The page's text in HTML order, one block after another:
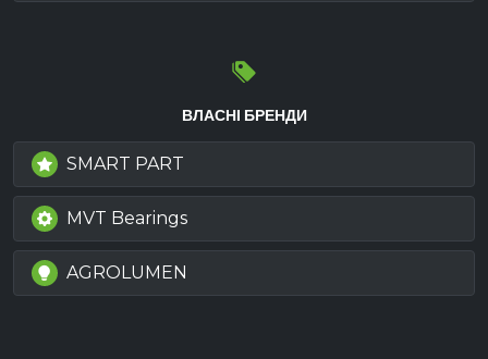
ВЛАСНІ БРЕНДИ
SMART PART
MVT Bearings
AGROLUMEN